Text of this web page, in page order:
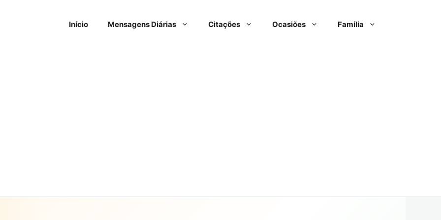
Início Mensagens Diárias Citações Ocasiões Família